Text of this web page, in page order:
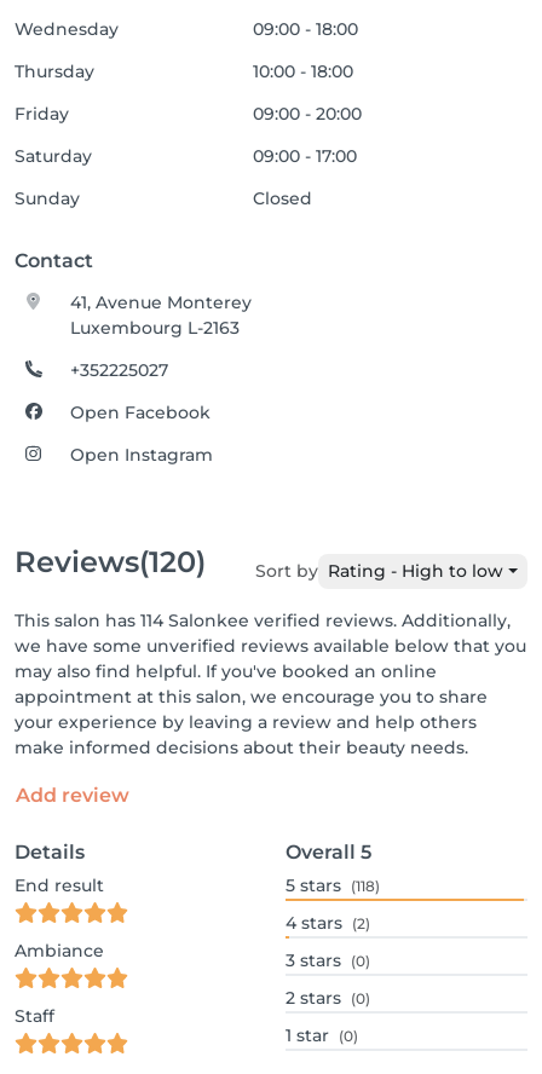
Wednesday
09:00 - 18:00
Thursday
10:00 - 18:00
Friday
09:00 - 20:00
Saturday
09:00 - 17:00
Sunday
Closed
Contact
41, Avenue Monterey
Luxembourg L-2163
+352225027
Open Facebook
Open Instagram
Reviews(120) Sort by Rating - High to low
This salon has 114 Salonkee verified reviews. Additionally,
we have some unverified reviews available below that you
may also find helpful. If you've booked an online
appointment at this salon, we encourage you to share
your experience by leaving a review and help others
make informed decisions about their beauty needs.
Add review
Details
End result
Ambiance
Staff
Overall 5
5 stars (118)
4 stars (2)
3 stars (0)
2 stars (0)
1 star (0)